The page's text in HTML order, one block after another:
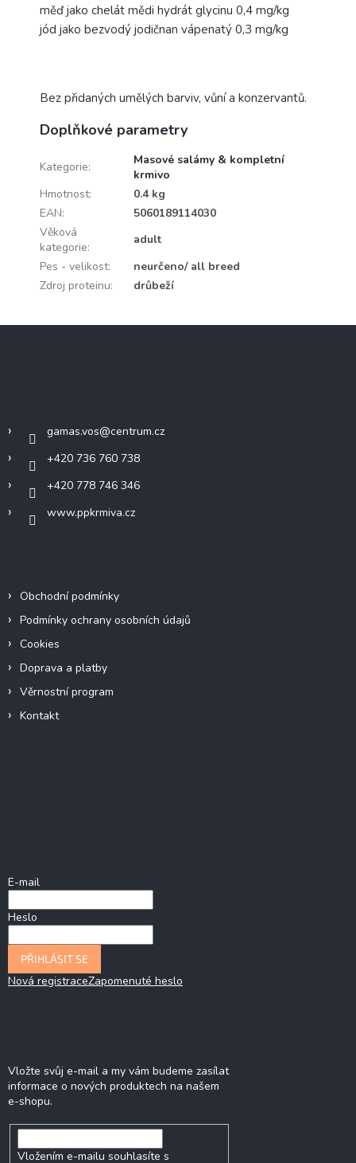
měď jako chelát mědi hydrát glycinu 0,4 mg/kg
jód jako bezvodý jodičnan vápenatý 0,3 mg/kg
Bez přidaných umělých barviv, vůní a konzervantů.
Doplňkové parametry
Kategorie:
Masové salámy & kompletní
krmivo
Hmotnost:
0.4 kg
EAN:
5060189114030
Věková
kategorie:
adult
Pes - velikost:
neurčeno/ all breed
Zdroj proteinu: drůbeží
gamas.vos@centrum.cz
+420 736 760 738
+420 778 746 346
www.ppkrmiva.cz
Obchodní podmínky
Podmínky ochrany osobních údajů
Cookies
Doprava a platby
Věrnostní program
Kontakt
E-mail
Heslo
PŘIHLÁSIT SE
Nová registraceZapomenuté heslo
Vložte svůj e-mail a my vám budeme zasílat
informace o nových produktech na našem
e-shopu.
Vložením e-mailu souhlasíte s